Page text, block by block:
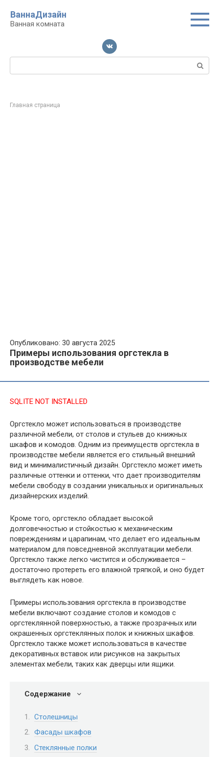
контенту
ВаннаДизайн
Ванная комната
Поиск:
Главная страница
Опубликовано: 30 августа 2025
Примеры использования оргстекла в
производстве мебели
SQLITE NOT INSTALLED
Оргстекло может использоваться в производстве
различной мебели, от столов и стульев до книжных
шкафов и комодов. Одним из преимуществ оргстекла в
производстве мебели является его стильный внешний
вид и минималистичный дизайн. Оргстекло может иметь
различные оттенки и оттенки, что дает производителям
мебели свободу в создании уникальных и оригинальных
дизайнерских изделий.
Кроме того, оргстекло обладает высокой
долговечностью и стойкостью к механическим
повреждениям и царапинам, что делает его идеальным
материалом для повседневной эксплуатации мебели.
Оргстекло также легко чистится и обслуживается –
достаточно протереть его влажной тряпкой, и оно будет
выглядеть как новое.
Примеры использования оргстекла в производстве
мебели включают создание столов и комодов с
оргстеклянной поверхностью, а также прозрачных или
окрашенных оргстеклянных полок и книжных шкафов.
Оргстекло также может использоваться в качестве
декоративных вставок или рисунков на закрытых
элементах мебели, таких как дверцы или ящики.
Содержание
Столешницы
Фасады шкафов
Стеклянные полки